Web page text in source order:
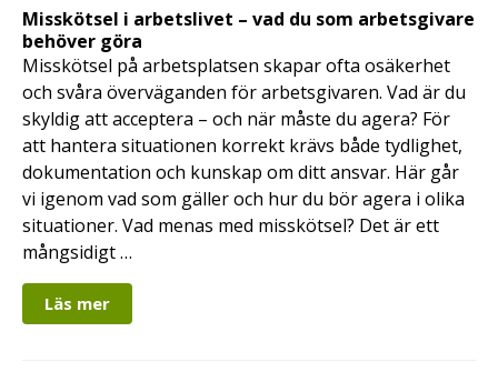
Misskötsel i arbetslivet – vad du som arbetsgivare
behöver göra
Misskötsel på arbetsplatsen skapar ofta osäkerhet
och svåra överväganden för arbetsgivaren. Vad är du
skyldig att acceptera – och när måste du agera? För
att hantera situationen korrekt krävs både tydlighet,
dokumentation och kunskap om ditt ansvar. Här går
vi igenom vad som gäller och hur du bör agera i olika
situationer. Vad menas med misskötsel? Det är ett
mångsidigt …
Läs mer